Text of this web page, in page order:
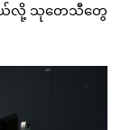
တယ်လို့ သုတေသီတွေ